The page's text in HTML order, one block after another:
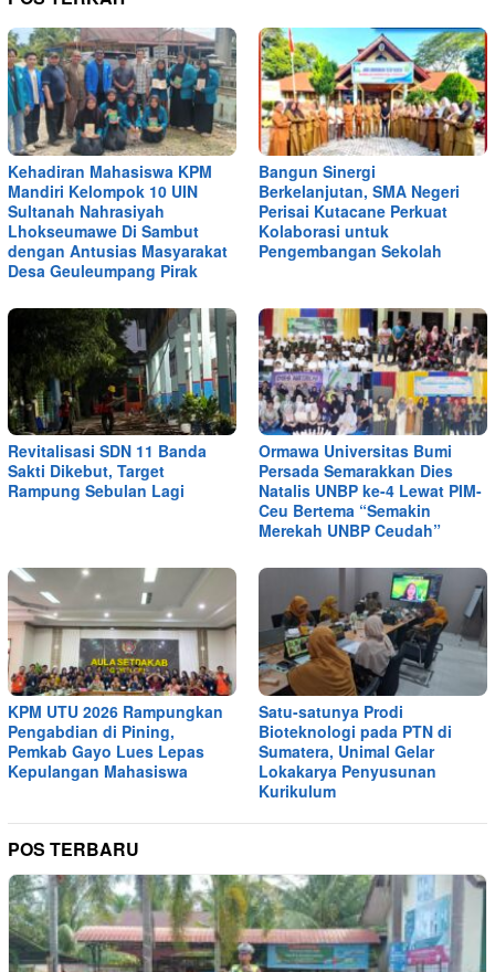
Kehadiran Mahasiswa KPM
Mandiri Kelompok 10 UIN
Sultanah Nahrasiyah
Lhokseumawe Di Sambut
dengan Antusias Masyarakat
Desa Geuleumpang Pirak
Bangun Sinergi
Berkelanjutan, SMA Negeri
Perisai Kutacane Perkuat
Kolaborasi untuk
Pengembangan Sekolah
Revitalisasi SDN 11 Banda
Sakti Dikebut, Target
Rampung Sebulan Lagi
Ormawa Universitas Bumi
Persada Semarakkan Dies
Natalis UNBP ke-4 Lewat PIM-
Ceu Bertema “Semakin
Merekah UNBP Ceudah”
KPM UTU 2026 Rampungkan
Pengabdian di Pining,
Pemkab Gayo Lues Lepas
Kepulangan Mahasiswa
Satu-satunya Prodi
Bioteknologi pada PTN di
Sumatera, Unimal Gelar
Lokakarya Penyusunan
Kurikulum
POS TERBARU